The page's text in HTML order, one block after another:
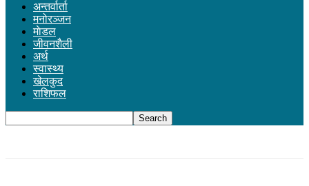
अन्तर्वार्ता
मनोरञ्जन
माेडल
जीवनशैली
अर्थ
स्वास्थ्य
खेलकुद
राशिफल